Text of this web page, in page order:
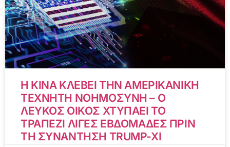
Η ΚΙΝΑ ΚΛΕΒΕΙ ΤΗΝ ΑΜΕΡΙΚΑΝΙΚΗ
ΤΕΧΝΗΤΗ ΝΟΗΜΟΣΥΝΗ – Ο
ΛΕΥΚΟΣ ΟΙΚΟΣ ΧΤΥΠΑΕΙ ΤΟ
ΤΡΑΠΕΖΙ ΛΙΓΕΣ ΕΒΔΟΜΑΔΕΣ ΠΡΙΝ
ΤΗ ΣΥΝΑΝΤΗΣΗ TRUMP-XI